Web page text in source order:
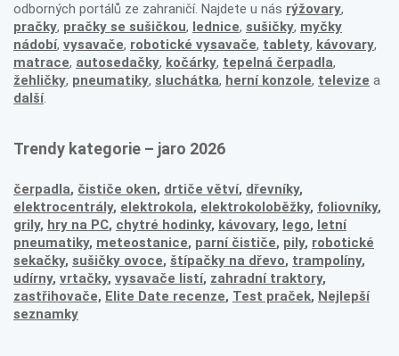
odborných portálů ze zahraničí. Najdete u nás rýžovary,
pračky, pračky se sušičkou, lednice, sušičky, myčky
nádobí, vysavače, robotické vysavače, tablety, kávovary,
matrace, autosedačky, kočárky, tepelná čerpadla,
žehličky, pneumatiky, sluchátka, herní konzole, televize a
další.
Trendy kategorie – jaro 2026
čerpadla, čističe oken, drtiče větví, dřevníky,
elektrocentrály, elektrokola, elektrokoloběžky, foliovníky,
grily, hry na PC, chytré hodinky, kávovary, lego, letní
pneumatiky, meteostanice, parní čističe, pily, robotické
sekačky, sušičky ovoce, štípačky na dřevo, trampolíny,
udírny, vrtačky, vysavače listí, zahradní traktory,
zastřihovače, Elite Date recenze, Test praček, Nejlepší
seznamky